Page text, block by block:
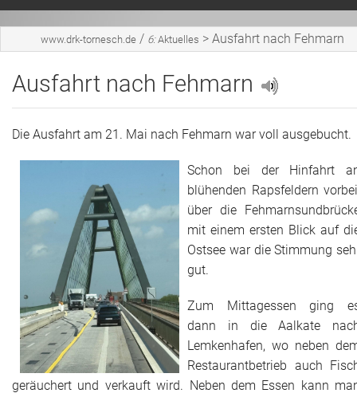
Startseite
Mithilfe
www.drk-tornesch.de / 6:Aktuelles > Ausfahrt nach Fehmarn
Ausfahrt nach Fehmarn
Die Ausfahrt am 21. Mai nach Fehmarn war voll ausgebucht.
Schon bei der Hinfahrt
blühenden Rapsfeldern
über die
mit einem ersten Blick auf
Ostsee war die Stimmung
gut.
Zum Mittagessen ging
dann in die Aalkate
Lemkenhafen, wo neben
Restaurantbetrieb auch
geräuchert und verkauft wird. Neben dem Essen kann